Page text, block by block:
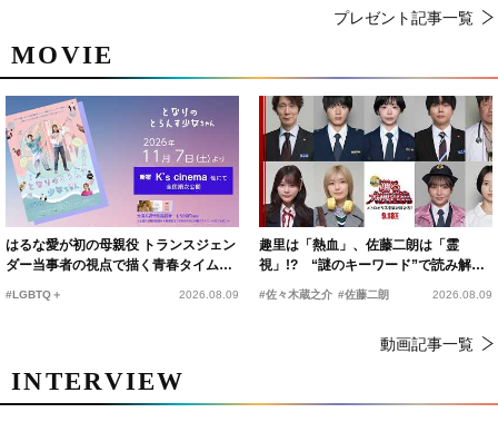
MOVIE
はるな愛が初の母親役 トランスジェン
ダー当事者の視点で描く青春タイムス
#LGBTQ＋ 2026.08.09
趣里は「熱血」、佐藤二朗は「霊
視」!? “謎のキーワード”で読み解く
『踊る大捜査線 N.E.W.』新メンバー
#佐々木蔵之介 #佐藤二朗 2026.08.09
動画記事一覧
INTERVIEW
プレゼント記事一覧